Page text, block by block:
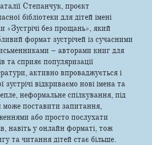
Степанчук, проєкт
бібліотеки для дітей імені
«Зустрічі без прощань», який
формат зустрічей із сучасними
– авторами книг для
та сприяє популяризації
активно впроваджується і
зустрічі відкриваємо нові імена та
неформальне спілкування, під
може поставити запитання,
або просто послухати
навіть у онлайн форматі, тож
та читання дітей стає більше.